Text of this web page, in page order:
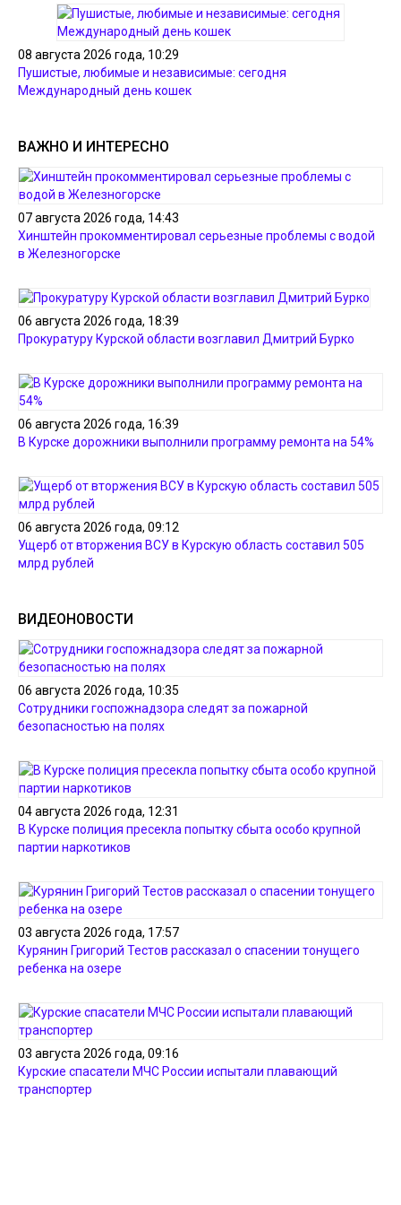
08 августа 2026 года, 10:29
Пушистые, любимые и независимые: сегодня
Международный день кошек
ВАЖНО И ИНТЕРЕСНО
07 августа 2026 года, 14:43
Хинштейн прокомментировал серьезные проблемы с водой
в Железногорске
06 августа 2026 года, 18:39
Прокуратуру Курской области возглавил Дмитрий Бурко
06 августа 2026 года, 16:39
В Курске дорожники выполнили программу ремонта на 54%
06 августа 2026 года, 09:12
Ущерб от вторжения ВСУ в Курскую область составил 505
млрд рублей
ВИДЕОНОВОСТИ
06 августа 2026 года, 10:35
Сотрудники госпожнадзора следят за пожарной
безопасностью на полях
04 августа 2026 года, 12:31
В Курске полиция пресекла попытку сбыта особо крупной
партии наркотиков
03 августа 2026 года, 17:57
Курянин Григорий Тестов рассказал о спасении тонущего
ребенка на озере
03 августа 2026 года, 09:16
Курские спасатели МЧС России испытали плавающий
транспортер